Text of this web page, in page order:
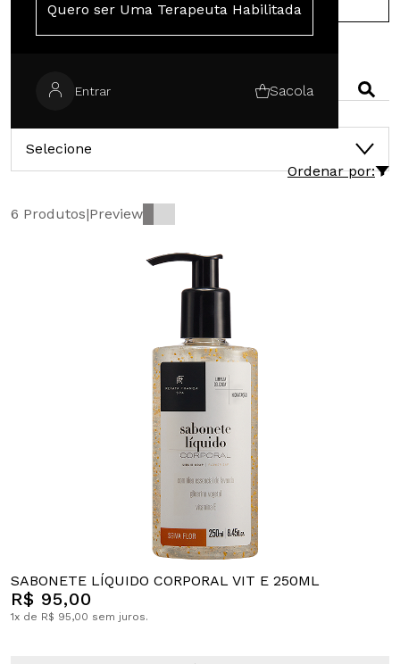
Quero ser Uma Terapeuta Habilitada
Entrar Sacola
COMPRE NA EUROPA
Selecione
Ordenar por:
6 Produtos|Preview
SABONETE LÍQUIDO CORPORAL VIT E 250ML
R$ 95,00
1x de R$ 95,00 sem juros.